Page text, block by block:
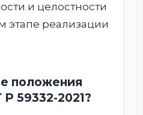
и целостности
этапе реализации
положения
59332-2021?